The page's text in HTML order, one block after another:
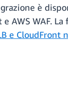
è
e AWS WAF.
e CloudFront